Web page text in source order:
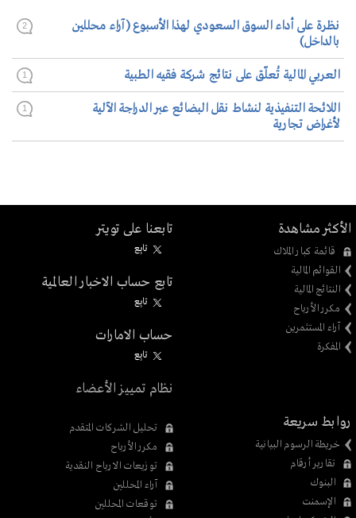
نظرة على أداء السوق السعودي لهذا الأسبوع (آراء محللين
بالداخل)
2
العربي المالية تُعلّق على نتائج شركة فقيه الطبية 1
اللائحة التنفيذية لنشاط نقل البضائع عبر الدراجة الآلية
لأغراض تجارية
1
الأكثر مشاهدة
قائمة كبار الملاك
القوائم المالية
النتائج المالية
مكرر الأرباح
آراء المستثمرين
المفكرة
تابعنا على تويتر
تابِع
تابع حساب الاخبار العالمية
تابِع
حساب الامارات
تابِع
نظام تمييز الأعضاء
روابط سريعة
خريطة الرسوم البيانية
تقارير أرقام
البنوك
الإسمنت
تحليل الشركات المتقدم
مكرر الأرباح
توزيعات الارباح النقدية
آراء المحللين
توقعات المحللين